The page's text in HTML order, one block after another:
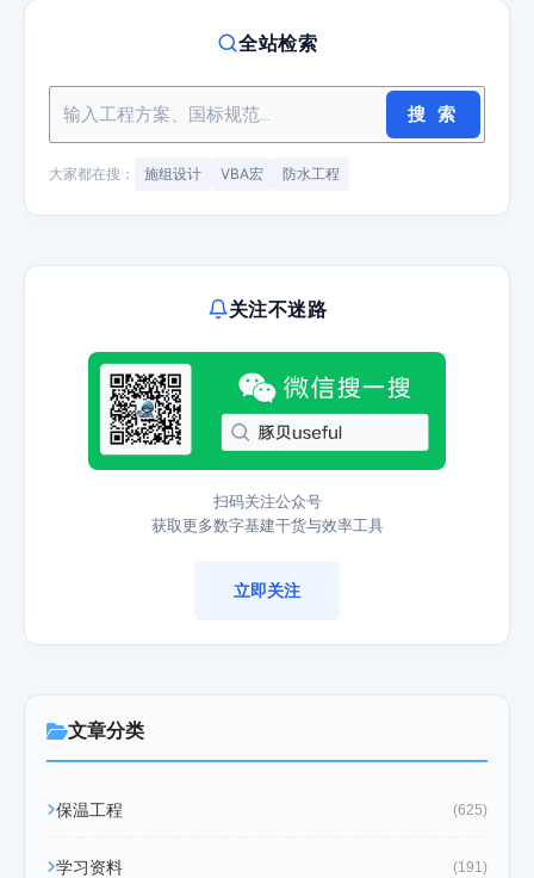
全站检索
搜 索
大家都在搜： 施组设计 VBA宏 防水工程
关注不迷路
扫码关注公众号
获取更多数字基建干货与效率工具
立即关注
文章分类
保温工程 (625)
学习资料 (191)